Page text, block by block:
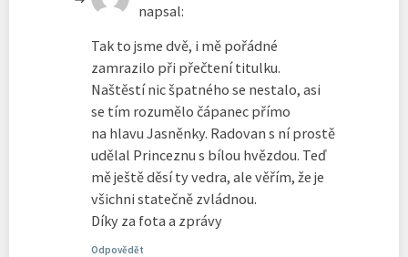
napsal:
Tak to jsme dvě, i mě pořádné
zamrazilo při přečtení titulku.
Naštěstí nic špatného se nestalo, asi
se tím rozumělo čápanec přímo
na hlavu Jasněnky. Radovan s ní prostě
udělal Princeznu s bílou hvězdou. Teď
mě ještě děsí ty vedra, ale věřím, že je
všichni statečně zvládnou.
Díky za fota a zprávy
Odpovědět